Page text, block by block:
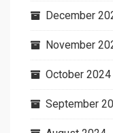
December
November
October 2024
September